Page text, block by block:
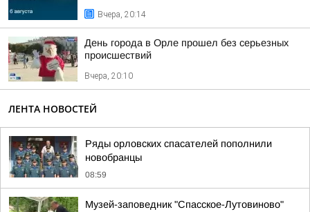
Вчера, 20:14
День города в Орле прошел без серьезных
происшествий
Вчера, 20:10
ЛЕНТА НОВОСТЕЙ
Ряды орловских спасателей пополнили
новобранцы
08:59
Музей-заповедник "Спасское-Лутовиново"